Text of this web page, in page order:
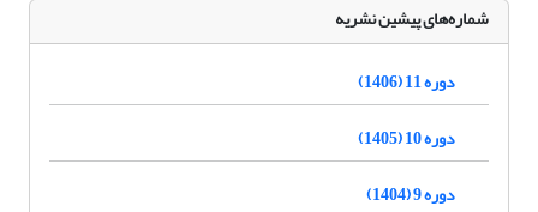
شماره‌های پیشین نشریه
دوره 11 (1406)
دوره 10 (1405)
دوره 9 (1404)